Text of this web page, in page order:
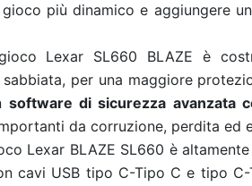
più dinamico e aggiungere
Lexar SL660 BLAZE è
per una maggiore
software di sicurezza avanzata
da corruzione, perdita ed
Lexar BLAZE SL660 è
cavi USB tipo C-Tipo C e tipo